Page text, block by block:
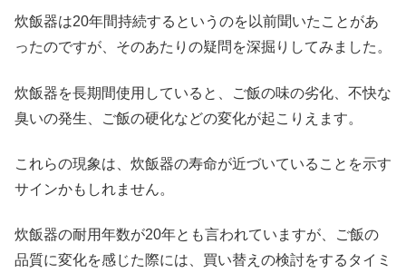
炊飯器は20年間持続するというのを以前聞いたことがあ
ったのですが、そのあたりの疑問を深掘りしてみました。
炊飯器を長期間使用していると、ご飯の味の劣化、不快な
臭いの発生、ご飯の硬化などの変化が起こりえます。
これらの現象は、炊飯器の寿命が近づいていることを示す
サインかもしれません。
炊飯器の耐用年数が20年とも言われていますが、ご飯の
品質に変化を感じた際には、買い替えの検討をするタイミ